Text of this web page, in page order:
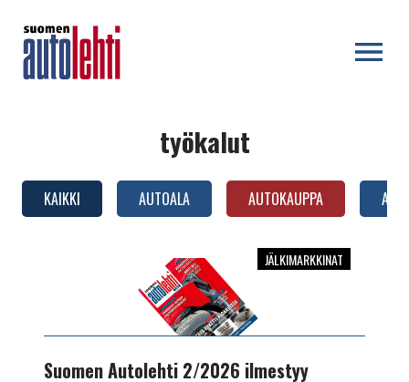
työkalut
KAIKKI AUTOALA AUTOKAUPPA
ilmestyy
JÄLKIMARKKINAT
Suomen Autolehti 2/2026 ilmestyy